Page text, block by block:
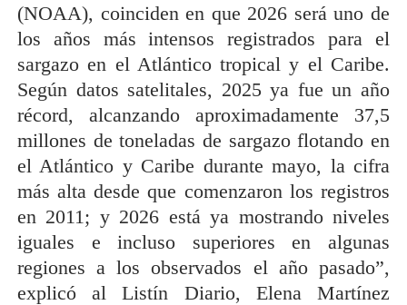
(NOAA), coinciden en que 2026 será uno de
los años más intensos registrados para el
sargazo en el Atlántico tropical y el Caribe.
Según datos satelitales, 2025 ya fue un año
récord, alcanzando aproximadamente 37,5
millones de toneladas de sargazo flotando en
el Atlántico y Caribe durante mayo, la cifra
más alta desde que comenzaron los registros
en 2011; y 2026 está ya mostrando niveles
iguales e incluso superiores en algunas
regiones a los observados el año pasado”,
explicó al Listín Diario, Elena Martínez